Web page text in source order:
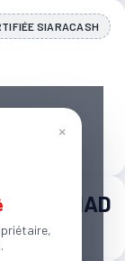
SIARACASH
×
000 MAD
MAD / mois